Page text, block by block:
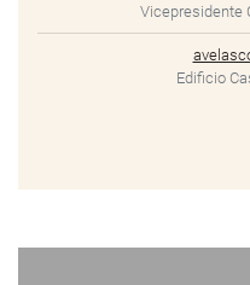
Vicepresidente
Edificio